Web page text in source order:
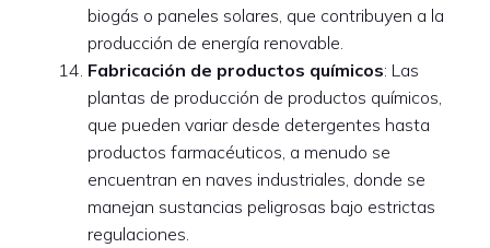
biogás o paneles solares, que contribuyen a la
producción de energía renovable.
Fabricación de productos químicos: Las
plantas de producción de productos químicos,
que pueden variar desde detergentes hasta
productos farmacéuticos, a menudo se
encuentran en naves industriales, donde se
manejan sustancias peligrosas bajo estrictas
regulaciones.